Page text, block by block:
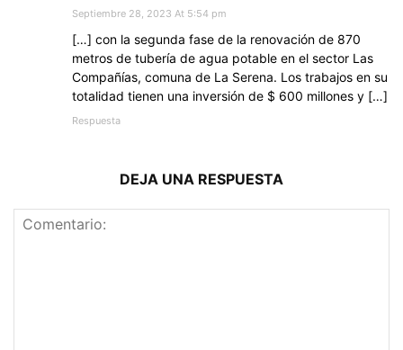
Septiembre 28, 2023 At 5:54 pm
[…] con la segunda fase de la renovación de 870
metros de tubería de agua potable en el sector Las
Compañías, comuna de La Serena. Los trabajos en su
totalidad tienen una inversión de $ 600 millones y […]
Respuesta
DEJA UNA RESPUESTA